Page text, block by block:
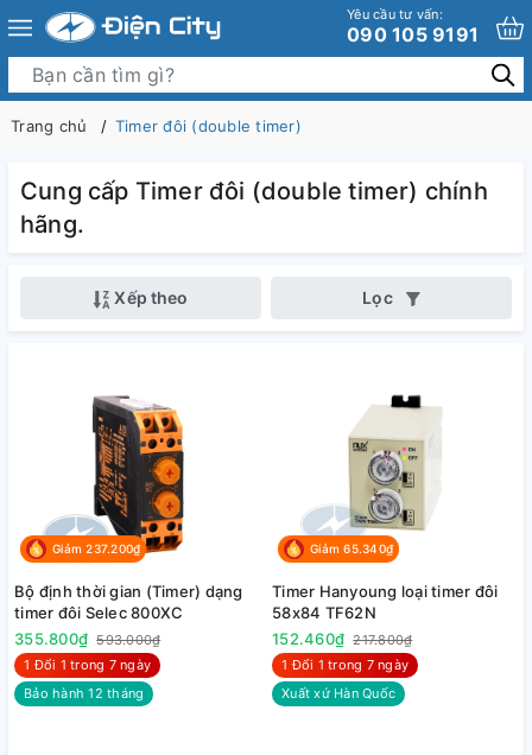
Yêu cầu tư vấn:
090 105 9191
Trang chủ Timer đôi (double timer)
Cung cấp Timer đôi (double timer) chính
hãng.
Xếp theo Lọc
Giảm 237.200₫
Bộ định thời gian (Timer) dạng
timer đôi Selec 800XC
355.800₫ 593.000₫
1 Đổi 1 trong 7 ngày
Bảo hành 12 tháng
Giảm 65.340₫
Timer Hanyoung loại timer đôi
58x84 TF62N
152.460₫ 217.800₫
1 Đổi 1 trong 7 ngày
Xuất xứ Hàn Quốc